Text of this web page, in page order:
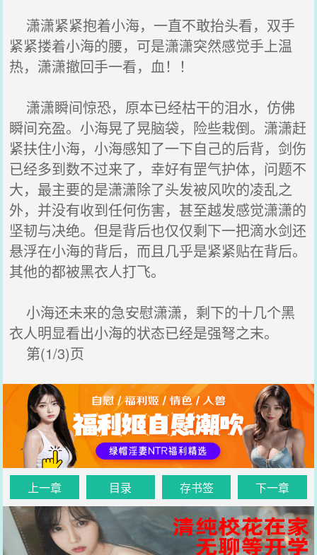
潇潇紧紧抱着小海，一直不敢抬头看，双手
紧紧搂着小海的腰，可是潇潇突然感觉手上温
热，潇潇撤回手一看，血！！
潇潇瞬间惊恐，原本已经枯干的泪水，仿佛
瞬间充盈。小海晃了晃脑袋，险些栽倒。潇潇赶
紧扶住小海，小海感知了一下自己的后背，剑伤
已经多到数不过来了，幸好有罡气护体，问题不
大，最主要的是潇潇除了头发被风吹的凌乱之
外，并没有收到任何伤害，甚至越发感觉潇潇的
坚韧与决绝。但是背后也仅仅剩下一把滴水剑还
悬浮在小海的背后，而且几乎是紧紧贴在背后。
其他的都被黑衣人打飞。
小海还未来的急安慰潇潇，剩下的十几个黑
衣人明显看出小海的状态已经是强弩之末。
第(1/3)页
上一章 目录 存书签 下一章